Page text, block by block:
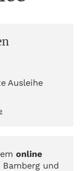
Ausleihe
online
und